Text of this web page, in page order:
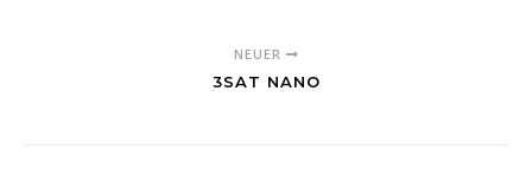
NEUER
3SAT NANO